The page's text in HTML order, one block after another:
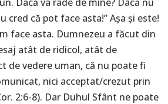
cred că pot face asta!” Așa și este!
face asta. Dumnezeu a făcut din
atât de ridicol, atât de
de vedere uman, că nu poate fi
nici acceptat/crezut prin
2:6-8). Dar Duhul Sfânt ne poate